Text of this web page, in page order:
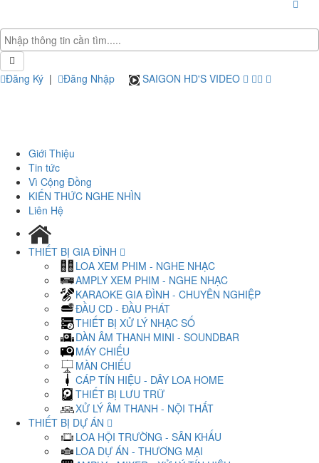
Đăng Ký | Đăng Nhập SAIGON HD'S VIDEO
Giới Thiệu
Tin tức
Vì Cộng Đồng
KIẾN THỨC NGHE NHÌN
Liên Hệ
THIẾT BỊ GIA ĐÌNH
LOA XEM PHIM - NGHE NHẠC
AMPLY XEM PHIM - NGHE NHẠC
KARAOKE GIA ĐÌNH - CHUYÊN NGHIỆP
ĐẦU CD - ĐẦU PHÁT
THIẾT BỊ XỬ LÝ NHẠC SỐ
DÀN ÂM THANH MINI - SOUNDBAR
MÁY CHIẾU
MÀN CHIẾU
CÁP TÍN HIỆU - DÂY LOA HOME
THIẾT BỊ LƯU TRỮ
XỬ LÝ ÂM THANH - NỘI THẤT
THIẾT BỊ DỰ ÁN
LOA HỘI TRƯỜNG - SÂN KHẤU
LOA DỰ ÁN - THƯƠNG MẠI